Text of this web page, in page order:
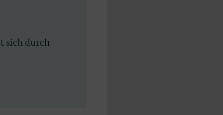
sich durch